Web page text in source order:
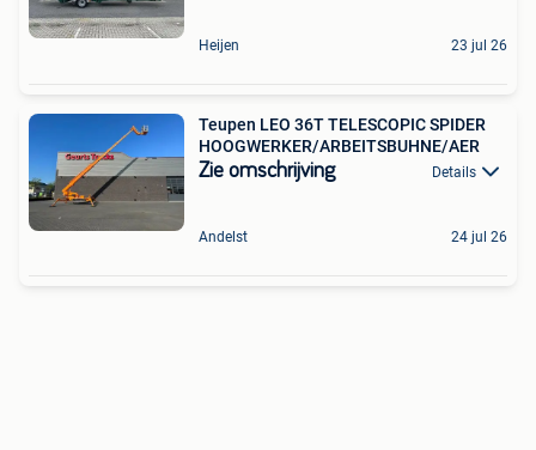
Heijen 23 jul 26
Teupen LEO 36T TELESCOPIC SPIDER
HOOGWERKER/ARBEITSBUHNE/AER
Zie omschrijving Details
Andelst 24 jul 26